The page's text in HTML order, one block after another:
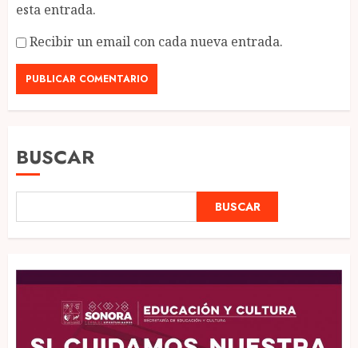
esta entrada.
Recibir un email con cada nueva entrada.
BUSCAR
BUSCAR